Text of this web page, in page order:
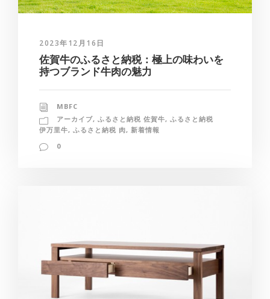
2023年12月16日
佐賀牛のふるさと納税：極上の味わいを
持つブランド牛肉の魅力
MBFC
アーカイブ, ふるさと納税 佐賀牛, ふるさと納税
伊万里牛, ふるさと納税 肉, 新着情報
0